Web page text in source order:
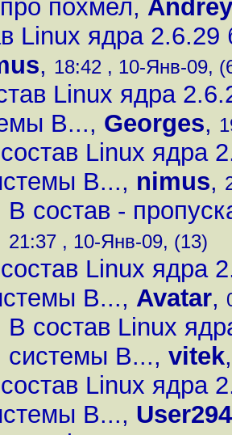
похмел,
Linux ядра
, 18:42 , 10-Янв-09,
Linux ядра
B..., Georges,
Linux ядра
B..., nimus,
В состав -
21:37 , 10-Янв-09, (13)
Linux ядра
B..., Avatar,
В состав Linux
системы B..., vitek
Linux ядра
B..., User294